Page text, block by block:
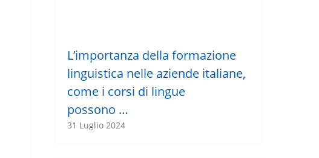
L’importanza della formazione
linguistica nelle aziende italiane,
come i corsi di lingue
possono …
31 Luglio 2024